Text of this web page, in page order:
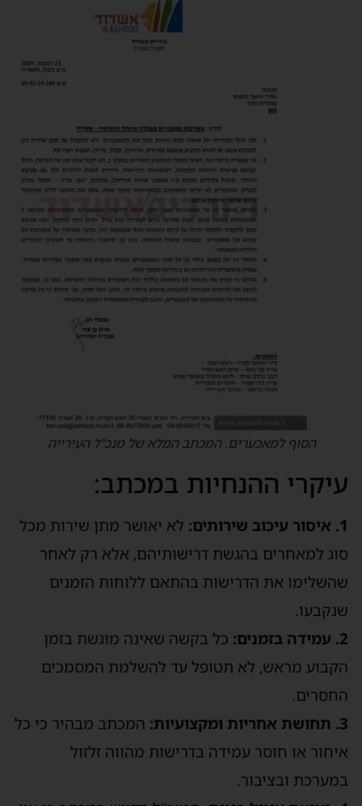
הסוף למאכערים. המכתב המלא של מנכ"ל העירייה
ההנחיות במכתב:
לא יאושר מתן שירות מכל
למאחרים בהגשת דרישותיהם, אלא רק לאחר
את הדרישות בהתאם ללוחות הזמנים
כל בקשה שאינה מוגשת בזמן
מראש, לא תטופל עד להשלמת המסמכים
המכתב מבהיר כי כל
או חוסר עמידה בדרישות מהווה זלזול
ובציבור.